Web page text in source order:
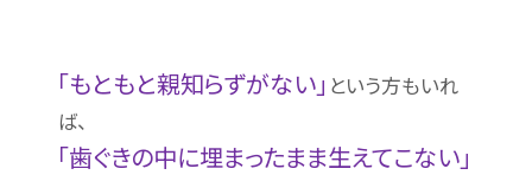
「もともと親知らずがない」 という方もいれ
ば、
「歯ぐきの中に埋まったまま生えてこない」